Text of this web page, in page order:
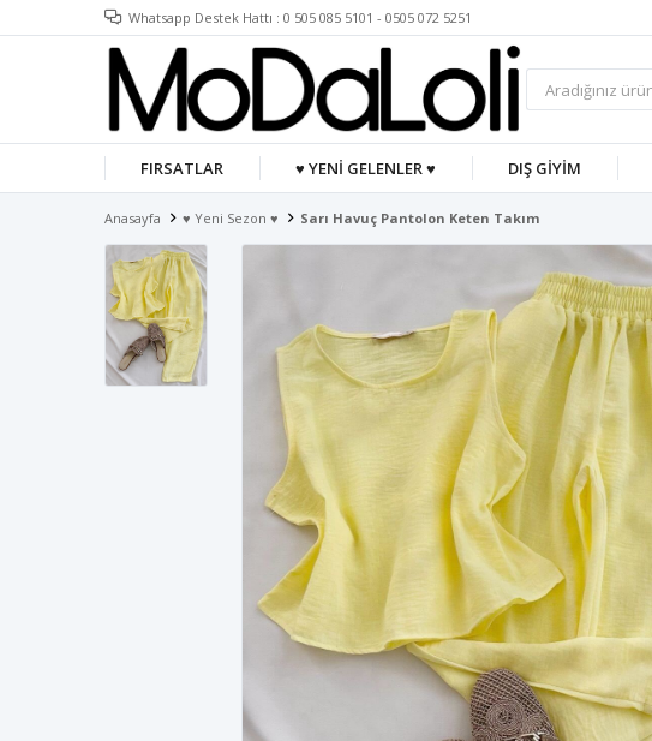
Whatsapp Destek Hattı : 0 505 085 5101 - 0505 072 5251
FIRSATLAR ♥ YENİ GELENLER ♥ DIŞ GİYİM
Anasayfa ♥ Yeni Sezon ♥ Sarı Havuç Pantolon Keten Takım